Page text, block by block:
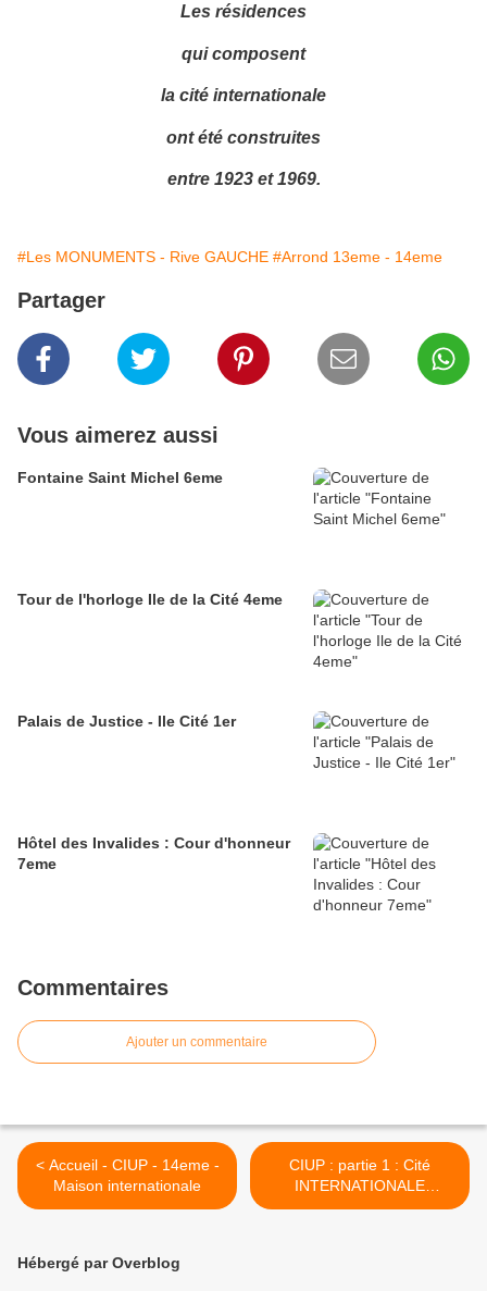
Les résidences
qui composent
la cité internationale
ont été construites
entre 1923 et 1969.
#Les MONUMENTS - Rive GAUCHE #Arrond 13eme - 14eme
Partager
Vous aimerez aussi
Fontaine Saint Michel 6eme
Tour de l'horloge Ile de la Cité 4eme
Palais de Justice - Ile Cité 1er
Hôtel des Invalides : Cour d'honneur
7eme
Commentaires
Ajouter un commentaire
< Accueil - CIUP - 14eme -
Maison internationale
CIUP : partie 1 : Cité
INTERNATIONALE
universitaire de Paris -
Hébergé par Overblog